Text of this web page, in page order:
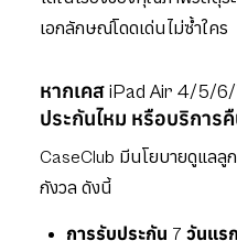
เอกลักษณ์โดดเด่นไม่ซ้ำใคร
หากเคส iPad Air 4/5/
ประกันไหม หรือบริการ
CaseClub มีนโยบายดูแลลู
กังวล ดังนี้
การรับประกัน 7 วันแรก